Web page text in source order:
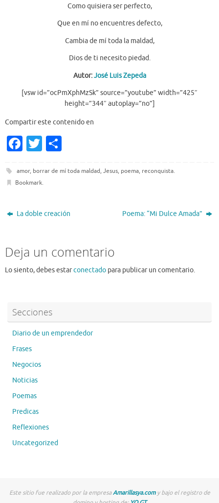
Como quisiera ser perfecto,
Que en mí no encuentres defecto,
Cambia de mí toda la maldad,
Dios de ti necesito piedad.
Autor:José Luis Zepeda
[vsw id=”ocPmXphMzSk” source=”youtube” width=”425″
height=”344″ autoplay=”no”]
Compartir este contenido en
Fa
e
b
o
o
T
it
te
ar
amor, borrar de mí toda maldad, Jesus, poema, reconquista.
Bookmark.
La doble creación Poema: “Mi Dulce Amada”
Deja un comentario
Lo siento, debes estarconectado para publicar un comentario.
Secciones
Diario de un emprendedor
Frases
Negocios
Noticias
Poemas
Predicas
Reflexiones
Uncategorized
Este sitio fue realizado por la empresaAmarillasya.com y bajo el registro de